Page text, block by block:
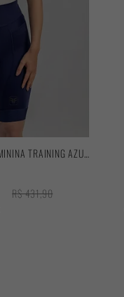
BERMUDA DE CICLISMO FEMININA TRAINING AZUL 2025
R$ 431,90